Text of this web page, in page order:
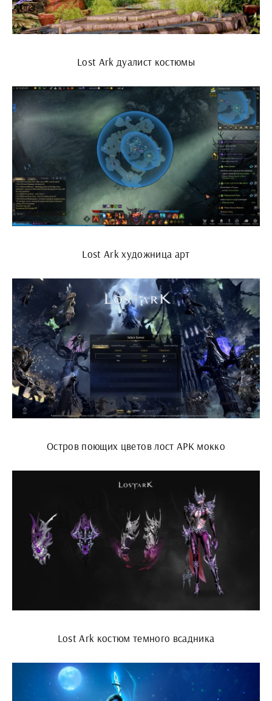
Lost Ark дуалист костюмы
Lost Ark художница арт
Остров поющих цветов лост АРК мокко
Lost Ark костюм темного всадника